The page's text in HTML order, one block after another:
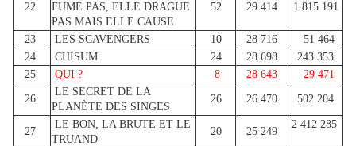
22
FUME PAS, ELLE DRAGUE
PAS MAIS ELLE CAUSE
52 29 414 1 815 191
23 LES SCAVENGERS 10 28 716
51 464
24
CHISUM 24 28 698
243 353
25
QUI ? 8 28 643 29 471
26
LE SECRET DE LA
PLANÈTE DES SINGES
26 26 470 502 204
27
LE BON, LA BRUTE ET LE
TRUAND
20 25 249
2 412 285